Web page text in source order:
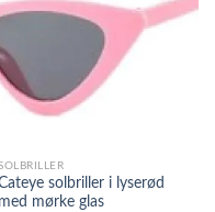
solbriller i lyserød
med mørke glas